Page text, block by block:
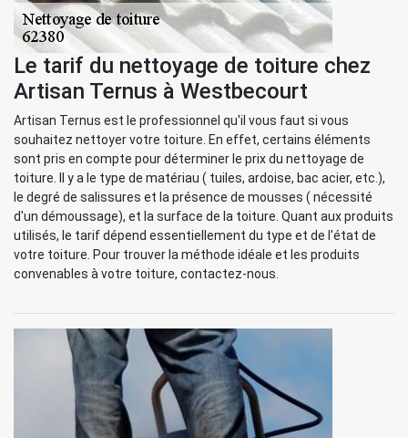
Le tarif du nettoyage de toiture chez
Artisan Ternus à Westbecourt
Artisan Ternus est le professionnel qu'il vous faut si vous
souhaitez nettoyer votre toiture. En effet, certains éléments
sont pris en compte pour déterminer le prix du nettoyage de
toiture. Il y a le type de matériau ( tuiles, ardoise, bac acier, etc.),
le degré de salissures et la présence de mousses ( nécessité
d'un démoussage), et la surface de la toiture. Quant aux produits
utilisés, le tarif dépend essentiellement du type et de l'état de
votre toiture. Pour trouver la méthode idéale et les produits
convenables à votre toiture, contactez-nous.